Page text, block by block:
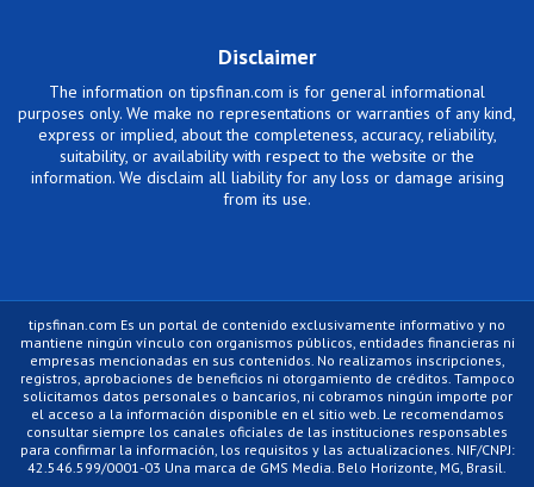
Disclaimer
The information on tipsfinan.com is for general informational
purposes only. We make no representations or warranties of any kind,
express or implied, about the completeness, accuracy, reliability,
suitability, or availability with respect to the website or the
information. We disclaim all liability for any loss or damage arising
from its use.
tipsfinan.com Es un portal de contenido exclusivamente informativo y no
mantiene ningún vínculo con organismos públicos, entidades financieras ni
empresas mencionadas en sus contenidos. No realizamos inscripciones,
registros, aprobaciones de beneficios ni otorgamiento de créditos. Tampoco
solicitamos datos personales o bancarios, ni cobramos ningún importe por
el acceso a la información disponible en el sitio web. Le recomendamos
consultar siempre los canales oficiales de las instituciones responsables
para confirmar la información, los requisitos y las actualizaciones. NIF/CNPJ:
42.546.599/0001-03 Una marca de GMS Media. Belo Horizonte, MG, Brasil.